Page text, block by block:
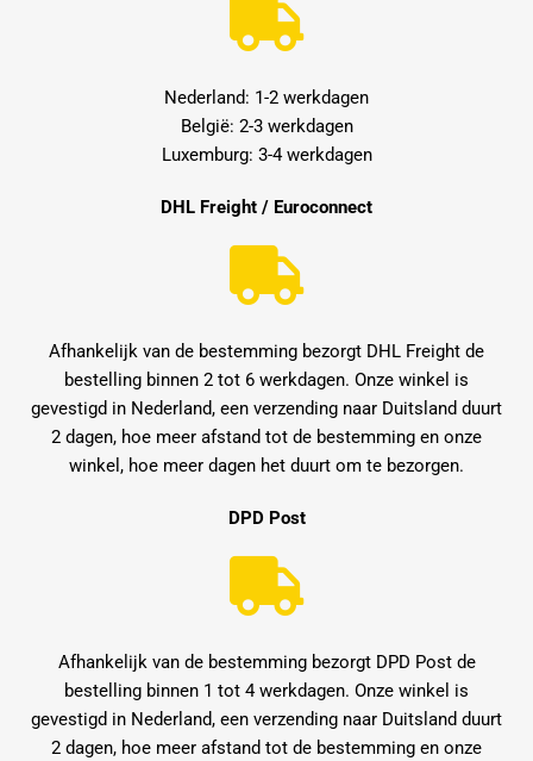
Nederland: 1-2 werkdagen
België: 2-3 werkdagen
Luxemburg: 3-4 werkdagen
DHL Freight / Euroconnect
Afhankelijk van de bestemming bezorgt DHL Freight de
bestelling binnen 2 tot 6 werkdagen. Onze winkel is
gevestigd in Nederland, een verzending naar Duitsland duurt
2 dagen, hoe meer afstand tot de bestemming en onze
winkel, hoe meer dagen het duurt om te bezorgen.
DPD Post
Afhankelijk van de bestemming bezorgt DPD Post de
bestelling binnen 1 tot 4 werkdagen. Onze winkel is
gevestigd in Nederland, een verzending naar Duitsland duurt
2 dagen, hoe meer afstand tot de bestemming en onze